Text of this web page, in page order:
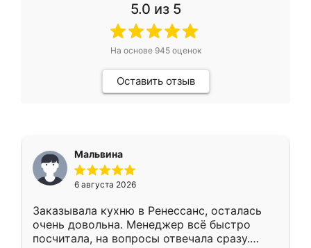
5.0 из 5
На основе 945оценок
Оставить отзыв
Мальвина
6 августа 2026
Заказывала кухню в Ренессанс, осталась
очень довольна. Менеджер всё быстро
посчитала, на вопросы отвечала сразу.